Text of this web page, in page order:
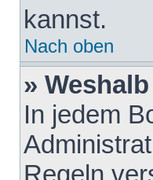
kannst.
Nach oben
»
In jedem
Regeln